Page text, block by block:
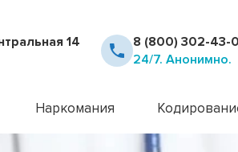
14
8 (800) 302-43-
24/7. Анонимно.
Наркомания